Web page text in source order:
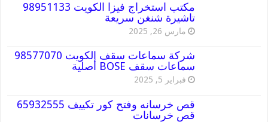
مكتب استخراج فيزا الكويت 98951133
تاشيرة شنغن سريعة
مارس 26, 2025
شركة سماعات سقف الكويت 98577070
سماعات سقف BOSE أصلية
فبراير 5, 2025
قص خرسانه وفتح كور تكييف 65932555
قص خرسانات